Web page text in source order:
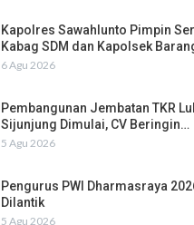
Kapolres Sawahlunto Pimpin
Kabag SDM dan Kapolsek
6 Agu 2026
Pembangunan Jembatan TKR
Sijunjung Dimulai, CV Beringin…
5 Agu 2026
Pengurus PWI Dharmasraya
Dilantik
5 Agu 2026